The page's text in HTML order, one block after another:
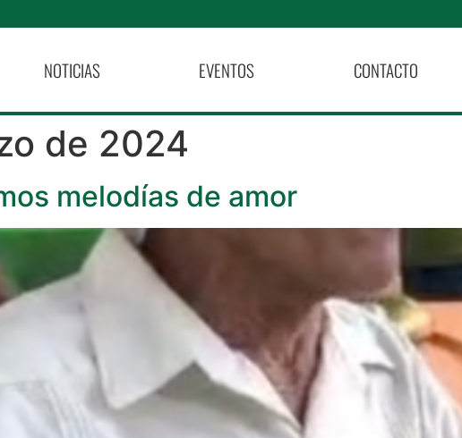
NOTICIAS EVENTOS CONTACTO
de 2024
melodías de amor